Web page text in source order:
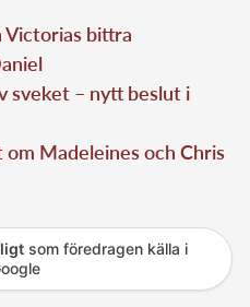
Victorias bittra
sveket – nytt beslut i
Madeleines och Chris
som föredragen källa i